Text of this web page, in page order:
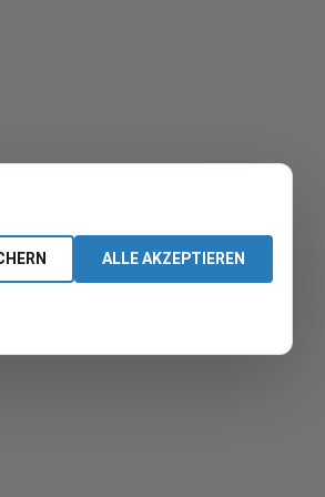
ALLE AKZEPTIEREN